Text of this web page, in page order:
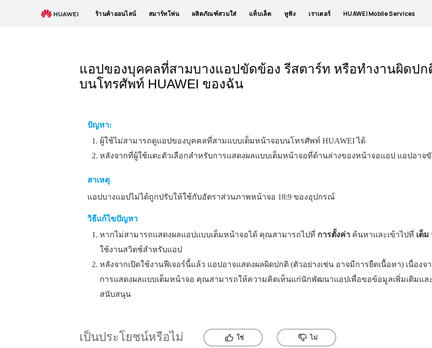
ร้านค้าออนไลน์ สมาร์ทโฟน ผลิตภัณฑ์สวมใส่ แท็บเล็ต หูฟัง เราเตอร์ HUAWEI Mobile Services
แอปของบุคคลที่สามบางแอปขัดข้อง รีสตาร์ท หรือทำงานผิดปก
บนโทรศัพท์ HUAWEI ของฉัน
ปัญหา:
ผู้ใช้ไม่สามารถดูแอปของบุคคลที่สามแบบเต็มหน้าจอบนโทรศัพท์ HUAWEI ได้
หลังจากที่ผู้ใช้แตะตัวเลือกสําหรับการแสดงผลแบบเต็มหน้าจอที่ด้านล่างของหน้าจอแอป แอปอา
สาเหตุ
แอปบางแอปไม่ได้ถูกปรับให้ใช้กับอัตราส่วนภาพหน้าจอ 18:9 ของอุปกรณ์
วิธีแก้ไขปัญหา
หากไม่สามารถแสดงผลแอปแบบเต็มหน้าจอได้ คุณสามารถไปที่ การตั้งค่าค้นหาและเข้าไปที่ เต็ม
ใช้งานสวิตช์สําหรับแอป
หลังจากเปิดใช้งานฟีเจอร์นี้แล้ว แอปอาจแสดงผลผิดปกติ (ตัวอย่างเช่น อาจมีการยืดเนื้อหา) เนื่อง
การแสดงผลแบบเต็มหน้าจอ คุณสามารถให้ความคิดเห็นแก่นักพัฒนาแอปเพื่อขอข้อมูลเพิ่มเติมแ
สนับสนุน
เป็นประโยชน์หรือไม่ ใช่ ไม่